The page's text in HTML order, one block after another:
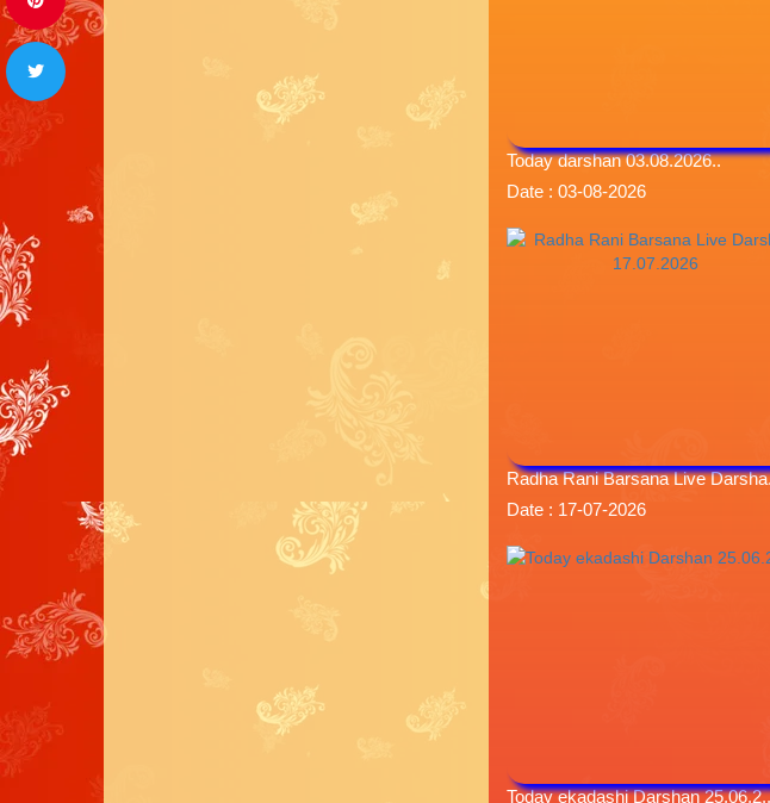
Today darshan 03.08.2026..
Date : 03-08-2026
Radha Rani Barsana Live
Date : 17-07-2026
Today ekadashi Darshan 25.06.2..